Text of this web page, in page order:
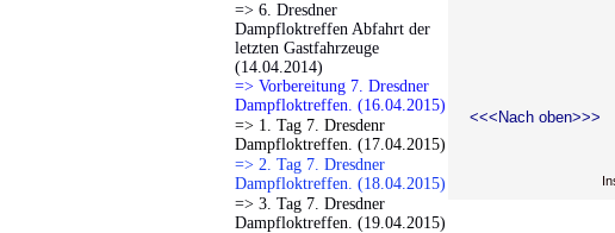
=> 6. Dresdner
Dampfloktreffen Abfahrt der
letzten Gastfahrzeuge
(14.04.2014)
=> Vorbereitung 7. Dresdner
Dampfloktreffen. (16.04.2015)
=> 1. Tag 7. Dresdenr
Dampfloktreffen. (17.04.2015)
=> 2. Tag 7. Dresdner
Dampfloktreffen. (18.04.2015)
=> 3. Tag 7. Dresdner
Dampfloktreffen. (19.04.2015)
<<<Nach oben>>>